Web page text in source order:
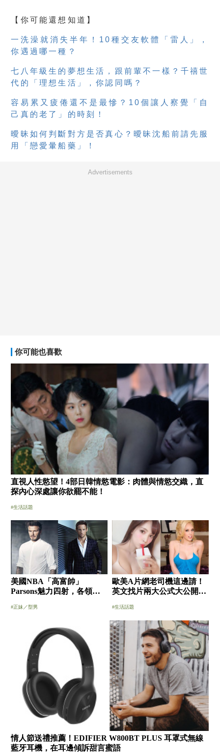
【你可能還想知道】
一洗澡就消失半年！10種交友軟體「雷人」，
你遇過哪一種？
七八年級生的夢想生活，跟前輩不一樣？千禧世
代的「理想生活」，你認同嗎？
容易累又疲倦還不是最慘？10個讓人察覺「自
己真的老了」的時刻！
曖昧如何判斷對方是否真心？曖昧沈船前請先服
用「戀愛暈船藥」！
Advertisements